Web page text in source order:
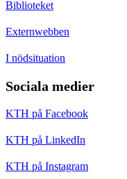
Biblioteket
Externwebben
I nödsituation
Sociala medier
KTH på Facebook
KTH på LinkedIn
KTH på Instagram